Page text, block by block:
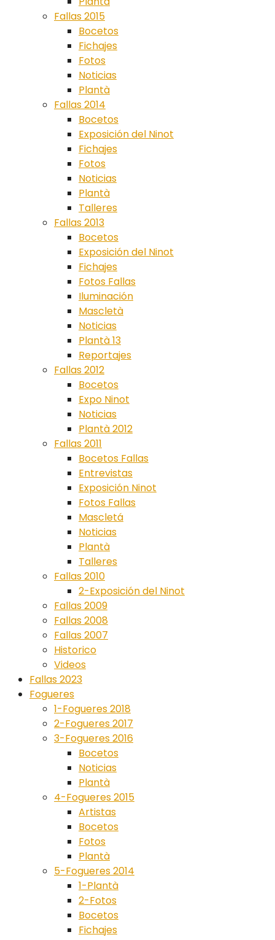
Fallas 2015
Bocetos
Fichajes
Fotos
Noticias
Plantà
Fallas 2014
Bocetos
Exposición del Ninot
Fichajes
Fotos
Noticias
Plantà
Talleres
Fallas 2013
Bocetos
Exposición del Ninot
Fichajes
Fotos Fallas
Iluminación
Mascletà
Noticias
Plantà 13
Reportajes
Fallas 2012
Bocetos
Expo Ninot
Noticias
Plantà 2012
Fallas 2011
Bocetos Fallas
Entrevistas
Exposición Ninot
Fotos Fallas
Mascletá
Noticias
Plantà
Talleres
Fallas 2010
2-Exposición del Ninot
Fallas 2009
Fallas 2008
Fallas 2007
Historico
Videos
Fallas 2023
Fogueres
1-Fogueres 2018
2-Fogueres 2017
3-Fogueres 2016
Bocetos
Noticias
Plantà
4-Fogueres 2015
Artistas
Bocetos
Fotos
Plantà
5-Fogueres 2014
1-Plantà
2-Fotos
Bocetos
Fichajes